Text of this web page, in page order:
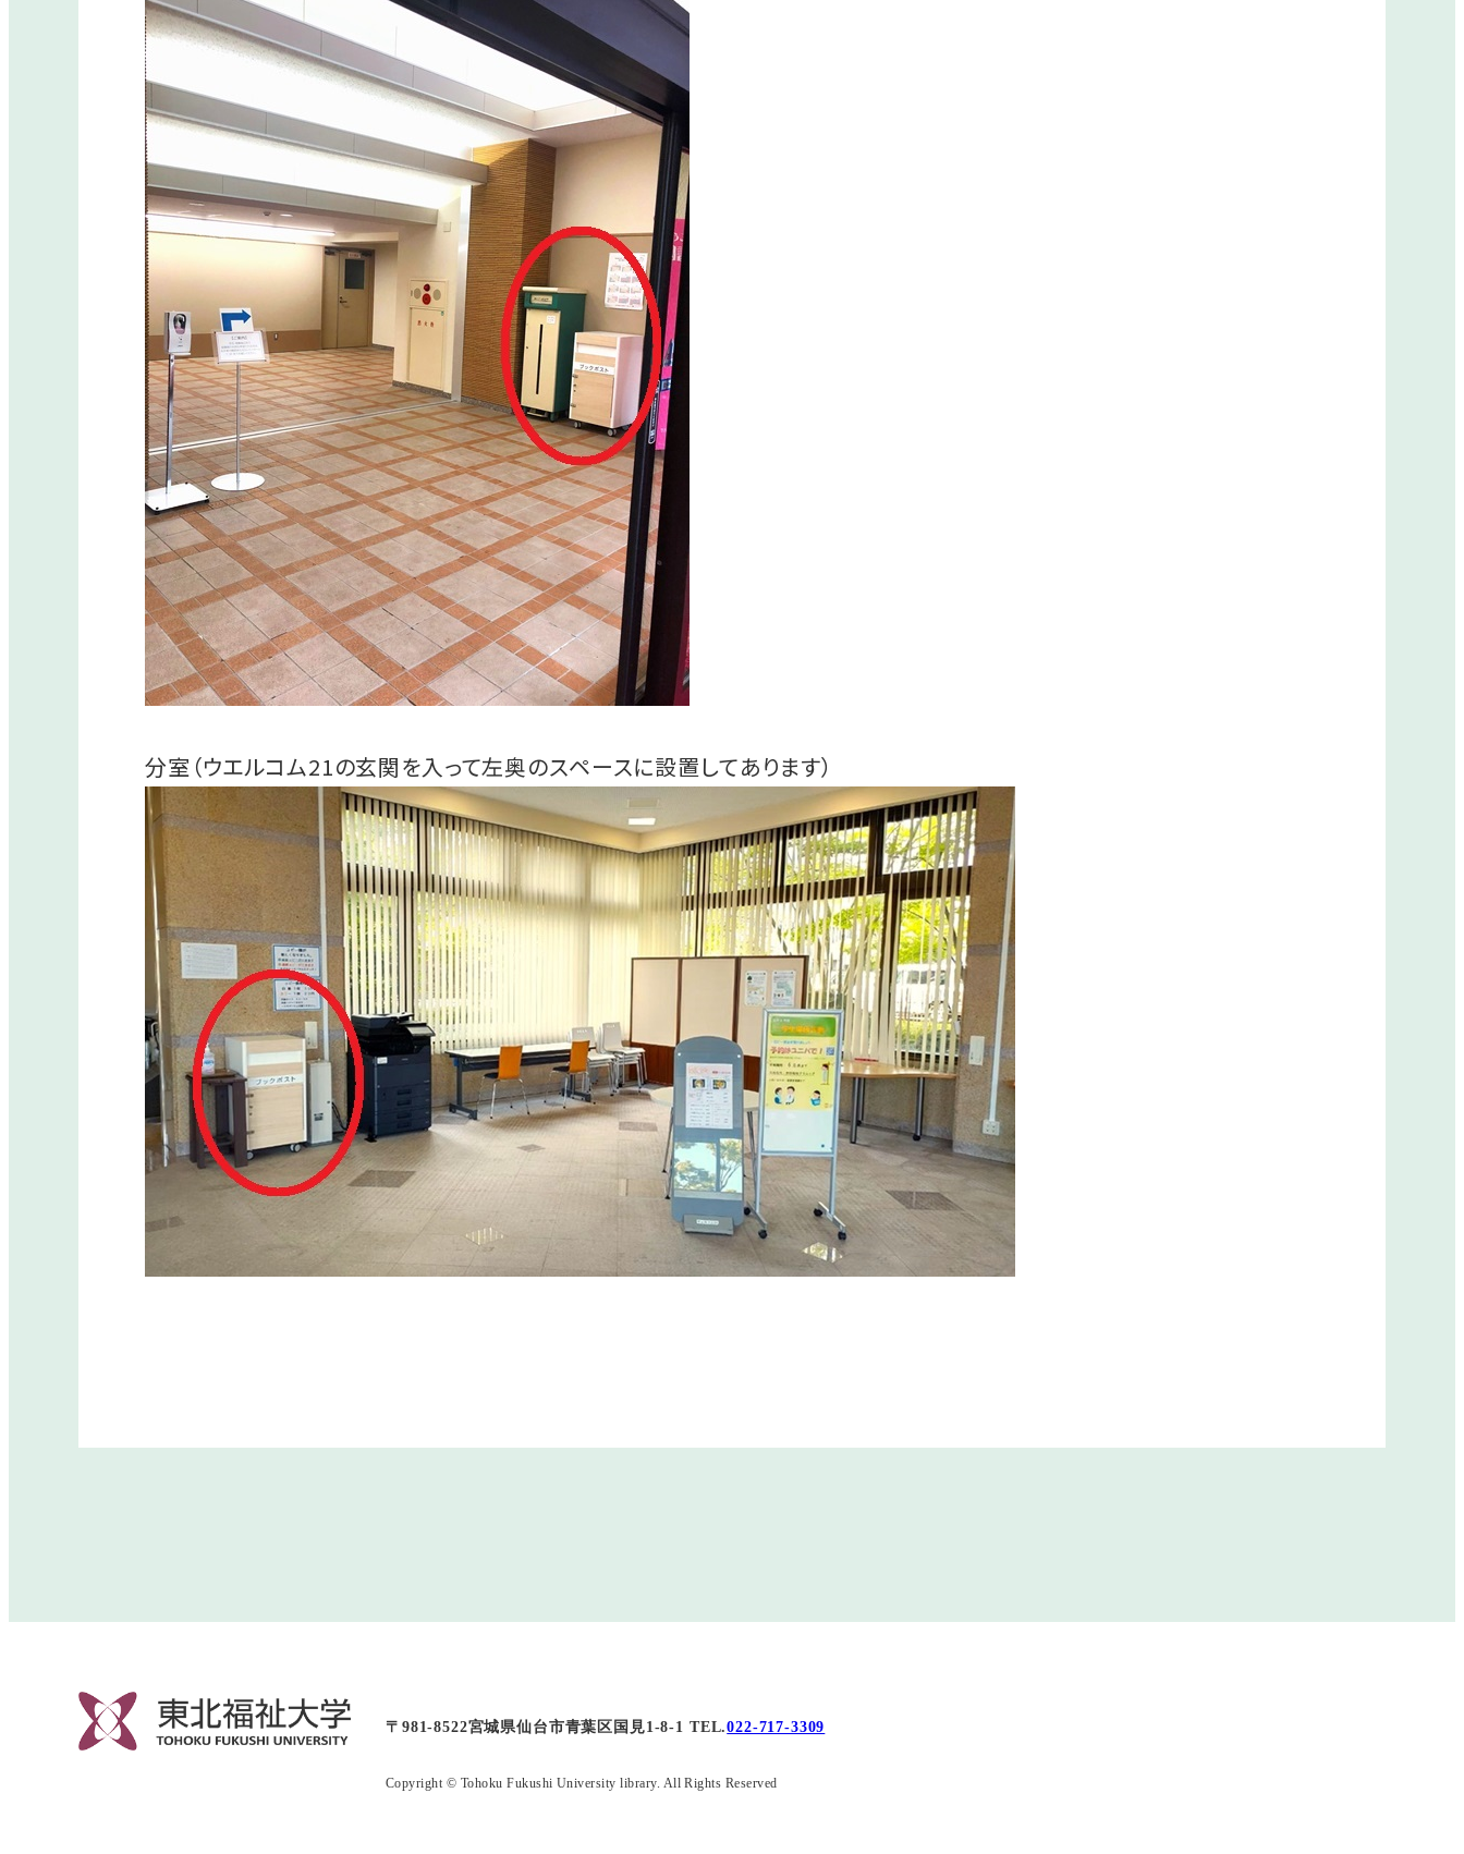
分室（ウエルコム21の玄関を入って左奥のスペースに設置してあります）
〒981-8522宮城県仙台市青葉区国見1-8-1 TEL.022-717-3309
Copyright © Tohoku Fukushi University library. All Rights Reserved